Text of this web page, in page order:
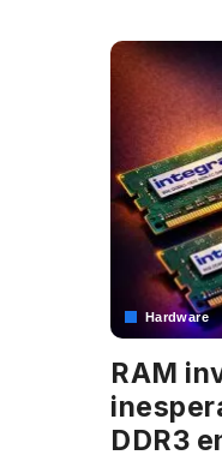
Hardware
RAM
DDR3